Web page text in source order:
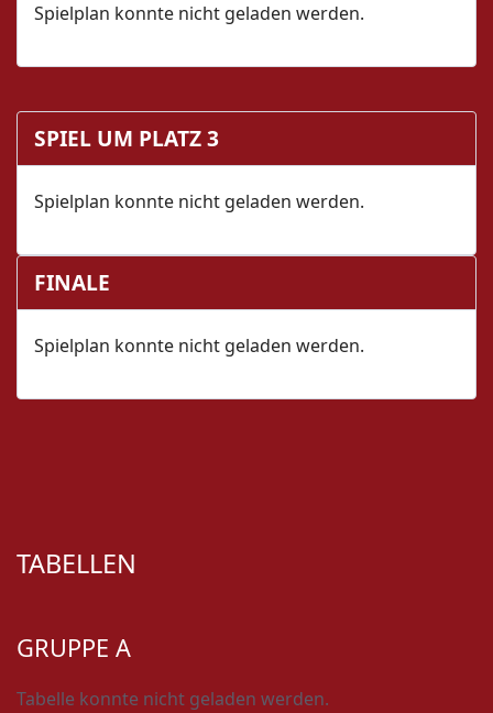
Spielplan konnte nicht geladen werden.
SPIEL UM PLATZ 3
Spielplan konnte nicht geladen werden.
FINALE
Spielplan konnte nicht geladen werden.
TABELLEN
GRUPPE A
Tabelle konnte nicht geladen werden.